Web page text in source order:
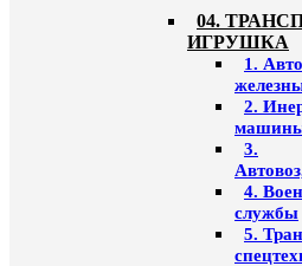
04.
ИГРУШКА
1.
2.
3.
4.
службы
5.